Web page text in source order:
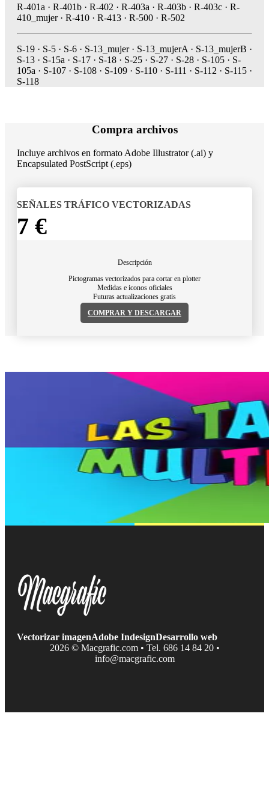
R-401a · R-401b · R-402 · R-403a · R-403b · R-403c · R-
410_mujer · R-410 · R-413 · R-500 · R-502
S-19 · S-5 · S-6 · S-13_mujer · S-13_mujerA · S-13_mujerB ·
S-13 · S-15a · S-17 · S-18 · S-25 · S-27 · S-28 · S-105 · S-
105a · S-107 · S-108 · S-109 · S-110 · S-111 · S-112 · S-115 ·
S-118
Compra archivos
Incluye archivos en formato Adobe Illustrator (.ai) y
Encapsulated PostScript (.eps)
SEÑALES TRÁFICO VECTORIZADAS
7 €
Descripción
Pictogramas vectorizados para cortar en plotter
Medidas e iconos oficiales
Futuras actualizaciones gratis
COMPRAR Y DESCARGAR
Vectorizar imagenAdobe IndesignDesarrollo web
2026 © Macgrafic.com • Tel. 686 14 84 20 •
info@macgrafic.com